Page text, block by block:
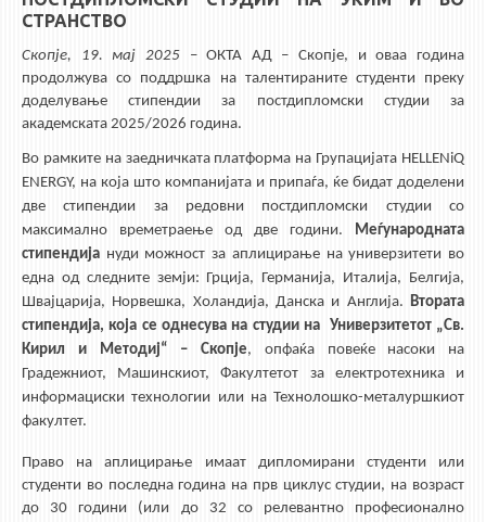
ENERGET
АКТИ
АКТИ
ИНФОРМАЦИИ ОД ЈАВЕН КАРАКТЕР
АНКЕТИ И САМОЕВАЛУАЦИИ
ЗАВРШНИ СМЕТКИ
ТЕЛЕФОНСКИ ИМЕНИК
ALUMNI MFS
НАСТАВЕН КАДАР
СТРАНСТВО
Скопје, 19. мај 2025– ОКТА АД – Скопје, и оваа година
продолжува со поддршка на талентираните студенти преку
доделување стипендии за постдипломски студии за
академската 2025/2026 година.
Во рамките на заедничката платформа на Групацијата HELLENiQ
ENERGY, на која што компанијата и припаѓа, ќе бидат доделени
две стипендии за редовни постдипломски студии со
максимално времетраење од две години. Меѓународната
стипендија нуди можност за аплицирање на универзитети во
една од следните земји: Грција, Германија, Италија, Белгија,
Швајцарија, Норвешка, Холандија, Данска и Англија. Втората
стипендија, која се однесува на студии на Универзитетот „Св.
Кирил и Методиј“ – Скопје, опфаќа повеќе насоки на
Градежниот, Машинскиот, Факултетот за електротехника и
информациски технологии или на Технолошко-металуршкиот
факултет.
Право на аплицирање имаат дипломирани студенти или
студенти во последна година на прв циклус студии, на возраст
до 30 години (или до 32 со релевантно професионално